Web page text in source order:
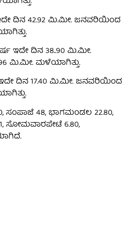
ದಿನ 42.92 ಮಿ.ಮೀ. ಜನವರಿಯಿಂದ
ಇದೇ ದಿನ 38..90 ಮಿ.ಮೀ.
ಮಿ.ಮೀ. ಮಳೆಯಾಗಿತ್ತು.
ದಿನ 17.40 ಮಿ.ಮೀ. ಜನವರಿಯಿಂದ
48, ಭಾಗಮಂಡಲ 22.80,
ಸೋಮವಾರಪೇಟೆ 6.80,